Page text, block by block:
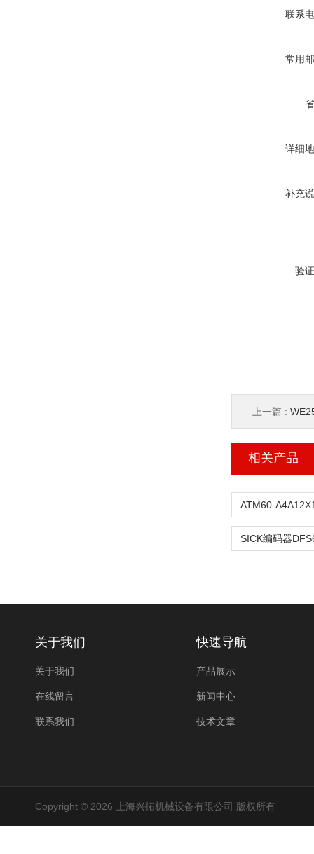
联系
常用
详细
补充
验
上一篇 :
相关产品
关于我们
关于我们
在线留言
联系我们
快速导航
产品展示
新闻中心
技术文章
Copyright © 2026 上海兴拓机械设备有限公司 版权所有